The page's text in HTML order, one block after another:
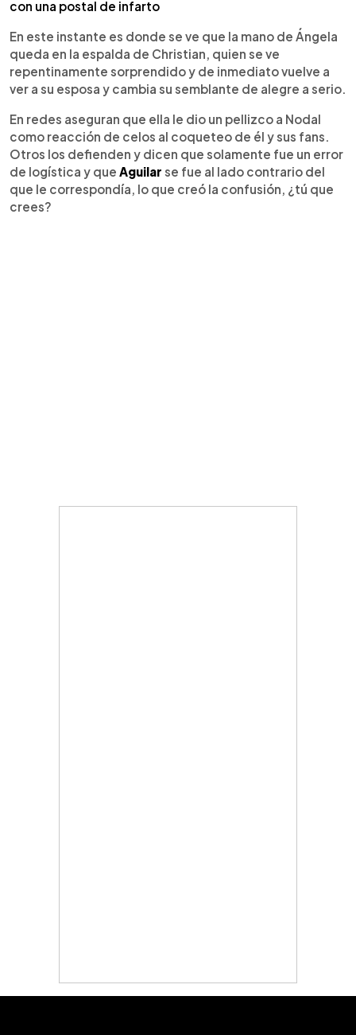
con una postal de infarto
En este instante es donde se ve que la mano de Ángela
queda en la espalda de Christian, quien se ve
repentinamente sorprendido y de inmediato vuelve a
ver a su esposa y cambia su semblante de alegre a serio.
En redes aseguran que ella le dio un pellizco a Nodal
como reacción de celos al coqueteo de él y sus fans.
Otros los defienden y dicen que solamente fue un error
de logística y que Aguilar se fue al lado contrario del
que le correspondía, lo que creó la confusión, ¿tú que
crees?